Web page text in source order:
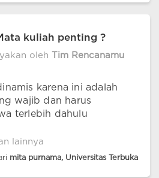
kuliah penting ?
oleh Tim Rencanamu
karena ini adalah
wajib dan harus
terlebih dahulu
lainnya
mita purnama, Universitas Terbuka